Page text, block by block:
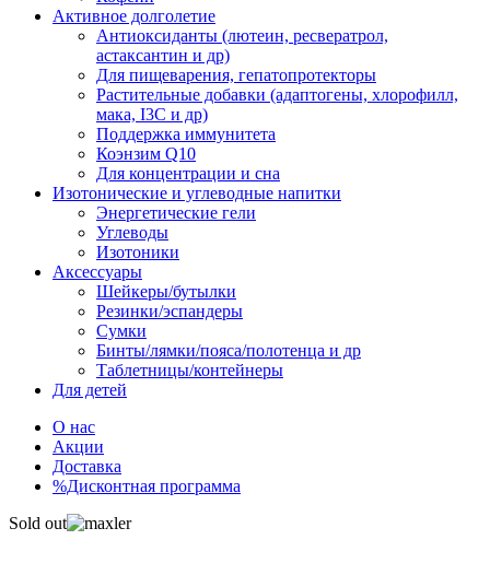
Активное долголетие
Антиоксиданты (лютеин, ресвератрол,
астаксантин и др)
Для пищеварения, гепатопротекторы
Растительные добавки (адаптогены, хлорофилл,
мака, I3C и др)
Поддержка иммунитета
Коэнзим Q10
Для концентрации и сна
Изотонические и углеводные напитки
Энергетические гели
Углеводы
Изотоники
Аксессуары
Шейкеры/бутылки
Резинки/эспандеры
Сумки
Бинты/лямки/пояса/полотенца и др
Таблетницы/контейнеры
Для детей
О нас
Акции
Доставка
%Дисконтная программа
Sold out